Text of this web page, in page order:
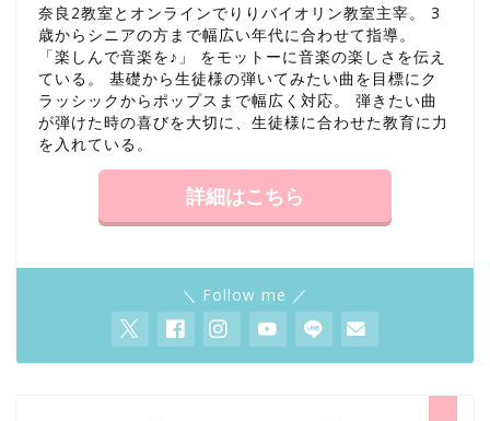
奈良2教室とオンラインでりりバイオリン教室主宰。 3
歳からシニアの方まで幅広い年代に合わせて指導。
「楽しんで音楽を♪」 をモットーに音楽の楽しさを伝え
ている。 基礎から生徒様の弾いてみたい曲を目標にク
ラッシックからポップスまで幅広く対応。 弾きたい曲
が弾けた時の喜びを大切に、生徒様に合わせた教育に力
を入れている。
詳細はこちら
＼ Follow me ／